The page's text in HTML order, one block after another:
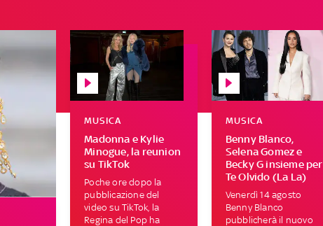
Madonna e Kylie
Minogue, la reunion
su TikTok
MUSICA
Poche ore dopo la
pubblicazione del
video su TikTok, la
Regina del Pop ha
Benny Blanco,
Selena Gomez e
Becky G insieme per
Te Olvido (La La)
MUSICA
Venerdì 14 agosto
Benny Blanco
pubblicherà il nuovo